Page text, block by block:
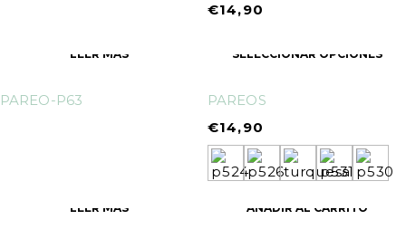
€14,90
LEER MÁS
PAREO-P63
SELECCIONAR OPCIONES
PAREOS
€14,90
LEER MÁS AÑADIR AL CARRITO